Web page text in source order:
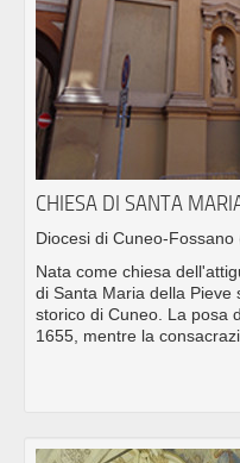
CHIESA DI SANTA
Diocesi di Cuneo-Fossano
Nata come chiesa
di Santa Maria della Pieve
storico di Cuneo. La posa
1655, mentre la